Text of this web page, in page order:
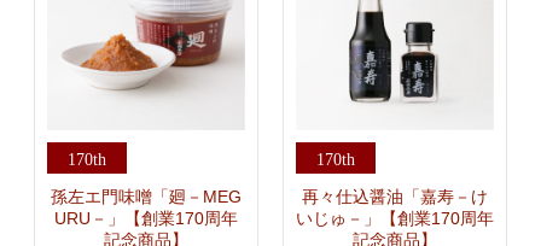
孫左エ門味噌「廻－MEG
URU－」【創業170周年
記念商品】
再々仕込醤油「嘉寿－け
いじゅ－」【創業170周年
記念商品】